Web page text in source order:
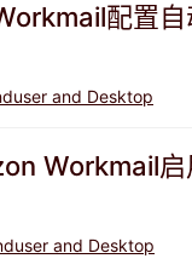
配置
and Desktop
Workmail启
and Desktop